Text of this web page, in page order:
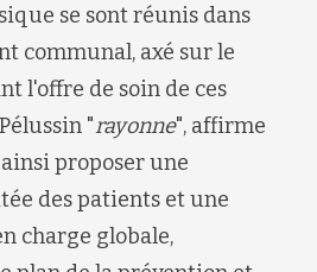
se sont réunis dans
communal, axé sur le
l'offre de soin de ces
"rayonne", affirme
proposer une
des patients et une
charge globale,